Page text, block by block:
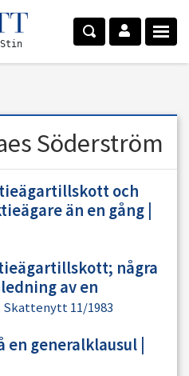
Söderström
och
än en gång
några
av en
Skattenytt 11/1983
en generalklausul